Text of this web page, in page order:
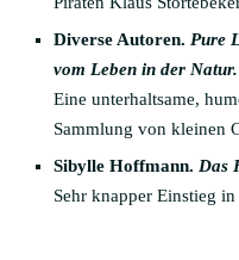
Diverse Autoren. Pure
vom Leben in der Natur.
Eine unterhaltsame,
Sammlung von kleinen
Sibylle Hoffmann. Das
Sehr knapper Einstieg